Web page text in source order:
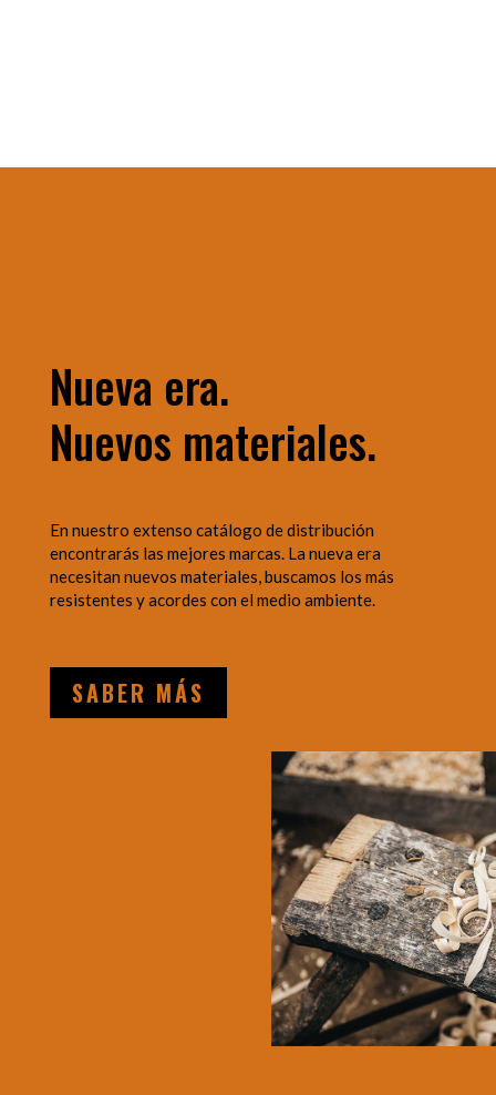
Nueva era.
Nuevos materiales.
En nuestro extenso catálogo de distribución
encontrarás las mejores marcas. La nueva era
necesitan nuevos materiales, buscamos los más
resistentes y acordes con el medio ambiente.
SABER MÁS